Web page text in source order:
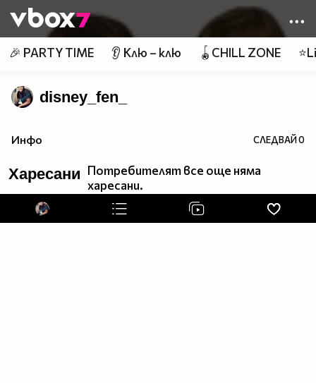
👾
🎉 PARTY TIME 👂 Клю – клю 🪀CHILL ZONE
disney_fen_
Инфо СЛЕДВАЙ0
Харесани Потребителят все още няма
харесани.